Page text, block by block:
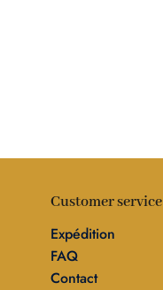
Customer service
Expédition
FAQ
Contact